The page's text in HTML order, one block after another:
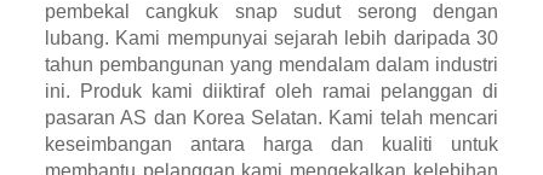
pembekal cangkuk snap sudut serong dengan
lubang. Kami mempunyai sejarah lebih daripada 30
tahun pembangunan yang mendalam dalam industri
ini. Produk kami diiktiraf oleh ramai pelanggan di
pasaran AS dan Korea Selatan. Kami telah mencari
keseimbangan antara harga dan kualiti untuk
membantu pelanggan kami mengekalkan kelebihan